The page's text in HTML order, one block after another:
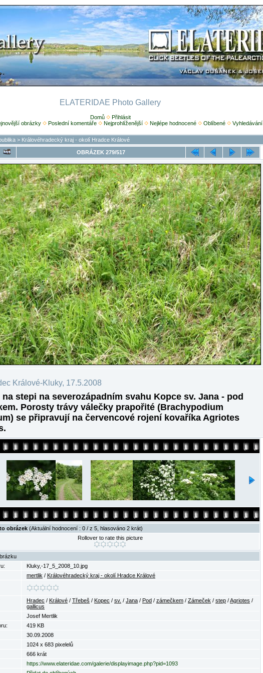
ELATERIDAE Photo Gallery
Domů
Přihlásit
obrázky Poslední komentáře Nejprohlíženější Nejlépe hodnocené Oblíbené Vyhledávání
> Královéhradecký kraj - okolí Hradce Králové
OBRÁZEK 279/517
Králové-Kluky, 17.5.2008
na stepi na severozápadním svahu Kopce sv. Jana - pod
Porosty trávy válečky prapořité (Brachypodium
se připravují na červencové rojení kovaříka Agriotes
obrázek (Aktuální hodnocení : 0 / z 5, hlasováno 2 krát)
Rollover to rate this picture
Kluky,-17_5_2008_10.jpg
mertlik / Královéhradecký kraj - okolí Hradce Králové
Hradec / Králové / Třebeš / Kopec / sv. / Jana / Pod / zámečkem / Zámeček / step /Agriotes /
gallicus
Josef Mertlik
419 KB
30.09.2008
1024 x 683 pixelelů
666 krát
https://www.elateridae.com/galerie/displayimage.php?pid=1093